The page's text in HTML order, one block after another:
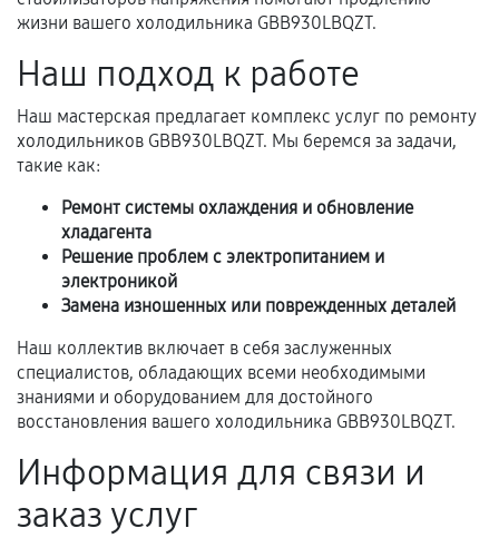
перегрев, коррозия.
Самостоятельный ремонт или вмешательство
третьих лиц.
Естественный износ деталей, если иное не
предусмотрено отдельно.
срока.
Программные сбои, если это не указано в
отдельных условиях.
Если комплектующие куплены
самостоятельно
сохраняться полностью или частично, если
соблюдены следующие условия:
Предоставленные детали подходят по
жизни вашего холодильника GBB930LBQZT.
Наш подход к работе
Наш мастерская предлагает комплекс услуг по ремонту
холодильников GBB930LBQZT. Мы беремся за задачи,
такие как:
Ремонт системы охлаждения и обновление
хладагента
Решение проблем с электропитанием и
электроникой
Замена изношенных или поврежденных деталей
Наш коллектив включает в себя заслуженных
специалистов, обладающих всеми необходимыми
знаниями и оборудованием для достойного
восстановления вашего холодильника GBB930LBQZT.
Информация для связи и
заказ услуг